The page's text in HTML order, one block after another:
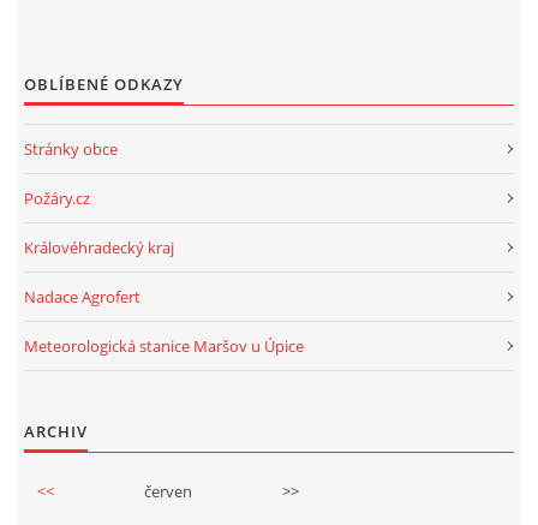
OBLÍBENÉ ODKAZY
Stránky obce
Požáry.cz
Královéhradecký kraj
Nadace Agrofert
Meteorologická stanice Maršov u Úpice
ARCHIV
<< červen
>>